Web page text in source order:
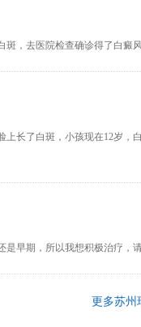
斑，去医院检查确诊得了白
上长了白斑，小孩现在12岁
是早期，所以我想积极治疗，
更多苏州